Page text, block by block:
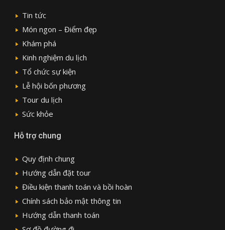
Tin tức
Món ngon – Điểm đẹp
Khám phá
Kinh nghiệm du lịch
Tổ chức sự kiện
Lễ hội bốn phương
Tour du lịch
Sức khỏe
Hỗ trợ chung
Quy định chung
Hướng dẫn đặt tour
Điều kiện thanh toán và bồi hoàn
Chính sách bảo mật thông tin
Hướng dẫn thanh toán